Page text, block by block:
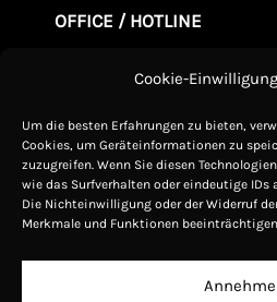
Cookie-
Um die besten Erfahrungen zu bieten,
Cookies, um Geräteinformationen zu
zuzugreifen. Wenn Sie diesen
wie das Surfverhalten oder eindeutige IDs
Die Nichteinwilligung oder der Widerruf
Merkmale und Funktionen
OFFICE / HOTLINE
Mo. - Fr. 09.00-20:00
Sonntag Geschlossen
ZAHLUNGSMETODEN